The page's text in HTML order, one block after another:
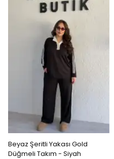
Beyaz Şeritli Yakası Gold
Düğmeli Takım - Siyah